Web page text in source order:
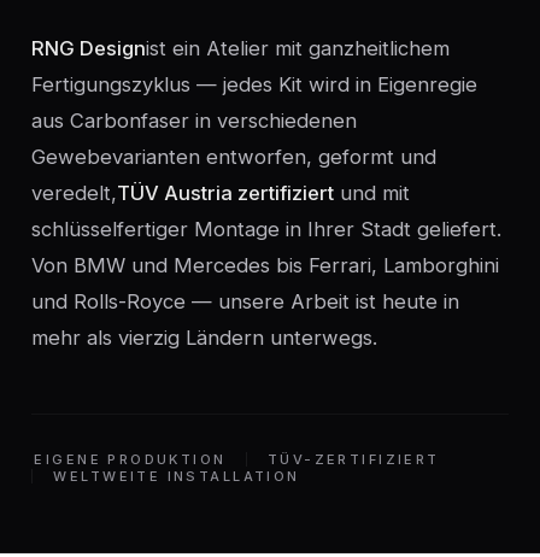
RNG Designist ein Atelier mit ganzheitlichem
Fertigungszyklus — jedes Kit wird in Eigenregie
aus Carbonfaser in verschiedenen
Gewebevarianten entworfen, geformt und
veredelt,TÜV Austria zertifiziert und mit
schlüsselfertiger Montage in Ihrer Stadt geliefert.
Von BMW und Mercedes bis Ferrari, Lamborghini
und Rolls-Royce — unsere Arbeit ist heute in
mehr als vierzig Ländern unterwegs.
EIGENE PRODUKTION
TÜV-ZERTIFIZIERT
WELTWEITE INSTALLATION